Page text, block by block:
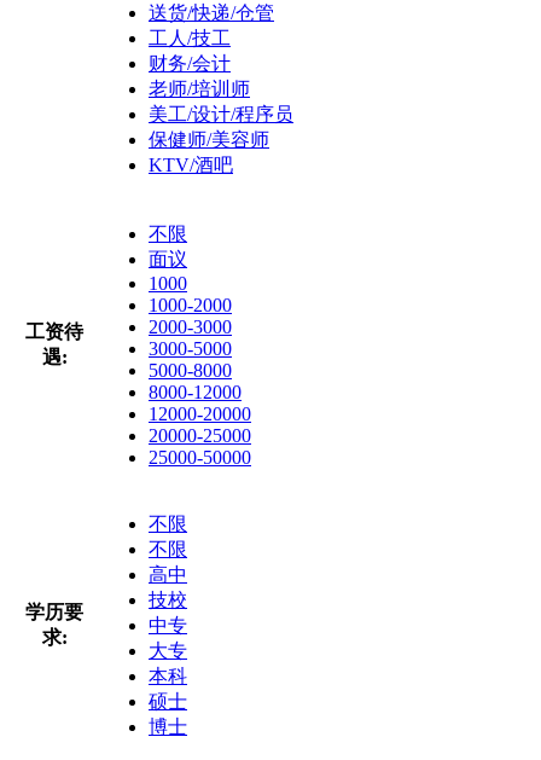
送货/快递/仓管
工人/技工
财务/会计
老师/培训师
美工/设计/程序员
保健师/美容师
KTV/酒吧
工资待
遇:
不限
面议
1000
1000-2000
2000-3000
3000-5000
5000-8000
8000-12000
12000-20000
20000-25000
25000-50000
学历要
求:
不限
不限
高中
技校
中专
大专
本科
硕士
博士